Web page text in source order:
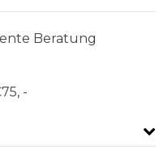
Beratung
-